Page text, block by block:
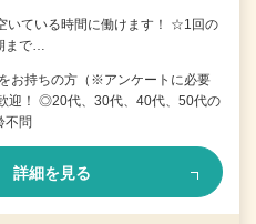
いている時間に働けます！ ☆1回の
まで…
お持ちの方（※アンケートに必要
迎！ ◎20代、30代、40代、50代の
問
詳細を見る